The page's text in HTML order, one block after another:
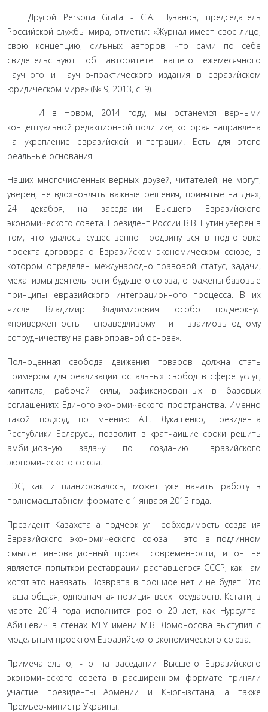
Другой Persona Grata - С.А. Шуванов, председатель
Российской службы мира, отметил: «Журнал имеет свое лицо,
свою концепцию, сильных авторов, что сами по себе
свидетельствуют об авторитете вашего ежемесячного
научного и научно-практи­ческого издания в евразийском
юридическом мире» (№ 9, 2013, с. 9).
И в Новом, 2014 году, мы останемся верными
концептуальной редакционной по­литике, которая направлена
на укрепление евразийской интеграции. Есть для этого
реальные основания.
Наших многочисленных верных друзей, читателей, не могут,
уверен, не вдохновлять важные решения, приня­тые на днях,
24 декабря, на заседании Высшего Евразийского
экономического совета. Президент России В.В. Путин уверен в
том, что удалось существенно продвинуться в подготовке
проекта договора о Евразийском экономическом союзе, в
котором определён международно-правовой статус, задачи,
механизмы деятельности будущего союза, от­ражены базовые
принципы евразийского интеграционного процесса. В их
числе Владимир Владимирович особо подчеркнул
«приверженность справедливому и взаимовыгодному
сотрудничеству на равноправной основе».
Полноценная свобода движения товаров должна стать
примером для реализации остальных свобод в сфере услуг,
капитала, рабочей силы, зафиксированных в базовых
соглашениях Единого экономического пространства. Именно
такой подход, по мнению А.Г. Лукашенко, президента
Республики Беларусь, позволит в кратчайшие сро­ки решить
амбициозную задачу по созданию Евразийского
экономического союза.
ЕЭС, как и планировалось, может уже начать работу в
полномасштабном формате с 1 января 2015 года.
Президент Казахстана подчеркнул необходимость создания
Евразийского экономического союза - это в под­линном
смысле инновационный проект современности, и он не
является попыткой реставрации распавшегося СССР, как нам
хотят это навязать. Возврата в прошлое нет и не будет. Это
наша общая, однозначная позиция всех государств. Кстати, в
марте 2014 года исполнится ровно 20 лет, как Нурсултан
Абишевич в стенах МГУ имени М.В. Ломоносова выступил с
модельным проектом Евразийского экономического союза.
Примечательно, что на заседании Высшего Евразийского
экономического совета в расширенном формате приняли
участие президенты Армении и Кыргызстана, а также
Премьер-министр Украины.